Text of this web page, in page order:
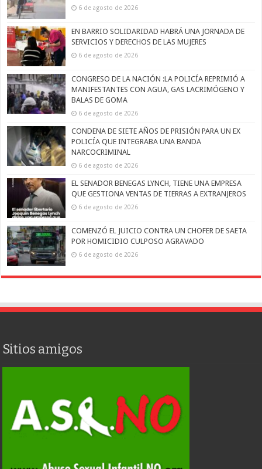
6 de agosto de 2026
EN BARRIO SOLIDARIDAD HABRÁ UNA JORNADA DE
SERVICIOS Y DERECHOS DE LAS MUJERES
6 de agosto de 2026
CONGRESO DE LA NACIÓN :LA POLICÍA REPRIMIÓ A
MANIFESTANTES CON AGUA, GAS LACRIMÓGENO Y
BALAS DE GOMA
6 de agosto de 2026
CONDENA DE SIETE AÑOS DE PRISIÓN PARA UN EX
POLICÍA QUE INTEGRABA UNA BANDA
NARCOCRIMINAL
6 de agosto de 2026
EL SENADOR BENEGAS LYNCH, TIENE UNA EMPRESA
QUE GESTIONA VENTAS DE TIERRAS A EXTRANJEROS
6 de agosto de 2026
COMENZÓ EL JUICIO CONTRA UN CHOFER DE SAETA
POR HOMICIDIO CULPOSO AGRAVADO
6 de agosto de 2026
Sitios amigos